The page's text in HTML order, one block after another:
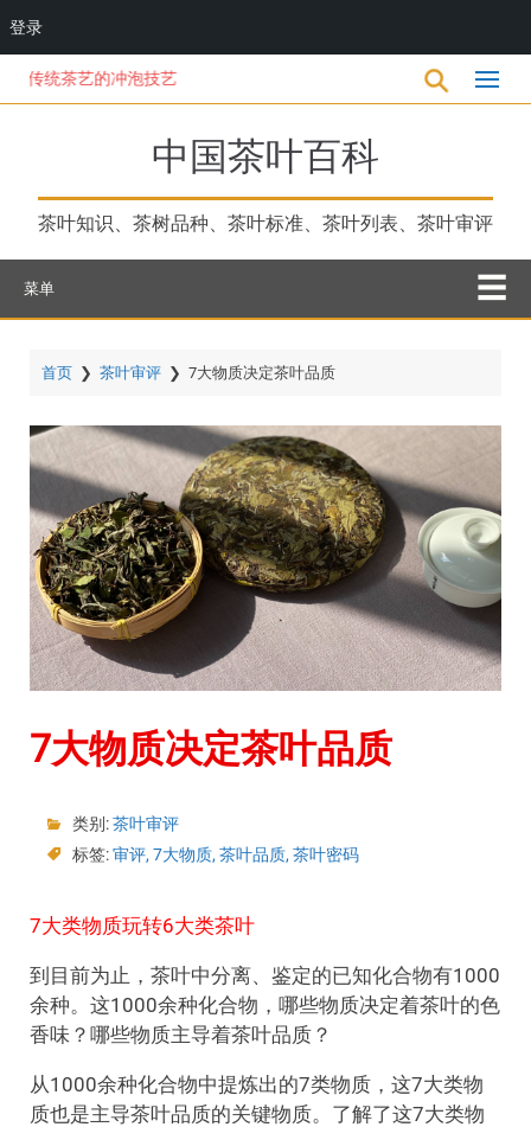
到
茶艺的冲泡技艺
中国茶叶百科
茶叶知识、茶树品种、茶叶标准、茶叶列表、茶叶审评
菜单
首页 ❯ 茶叶审评 ❯ 7大物质决定茶叶品质
7大物质决定茶叶品质
类别:茶叶审评
标签:审评, 7大物质, 茶叶品质, 茶叶密码
7大类物质玩转6大类茶叶
到目前为止，茶叶中分离、鉴定的已知化合物有1000
余种。这1000余种化合物，哪些物质决定着茶叶的色
香味？哪些物质主导着茶叶品质？
从1000余种化合物中提炼出的7类物质，这7大类物
质也是主导茶叶品质的关键物质。了解了这7大类物
登录